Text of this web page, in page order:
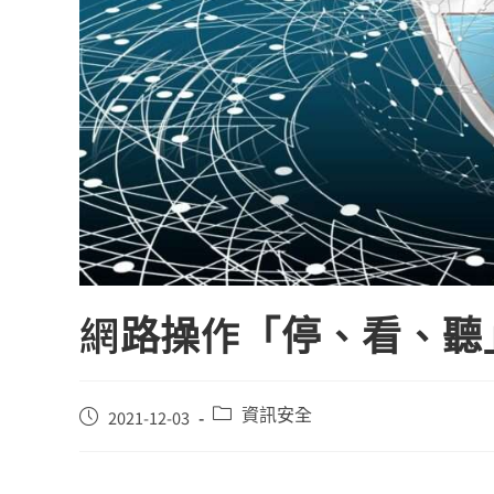
網路操作「停、看、
2021-12-03 資訊安全